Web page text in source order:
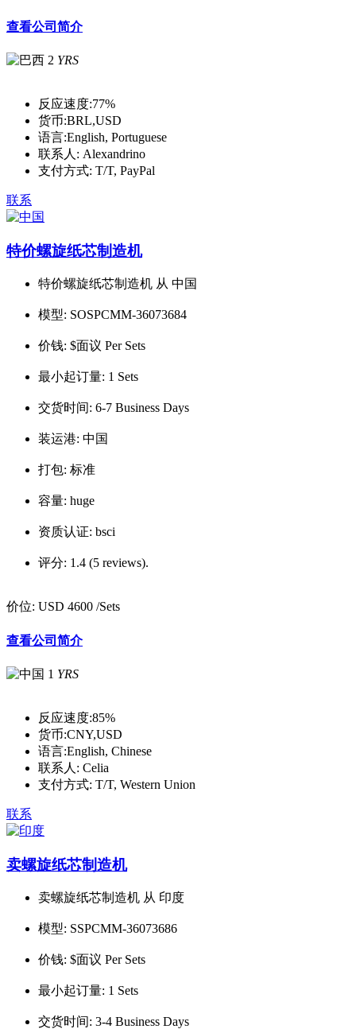
查看公司简介
2 YRS
反应速度:77%
货币:BRL,USD
语言:English, Portuguese
联系人: Alexandrino
支付方式: T/T, PayPal
联系
特价螺旋纸芯制造机
特价螺旋纸芯制造机 从 中国
模型: SOSPCMM-36073684
价钱: $面议 Per Sets
最小起订量: 1 Sets
交货时间: 6-7 Business Days
装运港: 中国
打包: 标准
容量: huge
资质认证: bsci
评分: 1.4 (5 reviews).
价位: USD 4600 /Sets
查看公司简介
1 YRS
反应速度:85%
货币:CNY,USD
语言:English, Chinese
联系人: Celia
支付方式: T/T, Western Union
联系
卖螺旋纸芯制造机
卖螺旋纸芯制造机 从 印度
模型: SSPCMM-36073686
价钱: $面议 Per Sets
最小起订量: 1 Sets
交货时间: 3-4 Business Days